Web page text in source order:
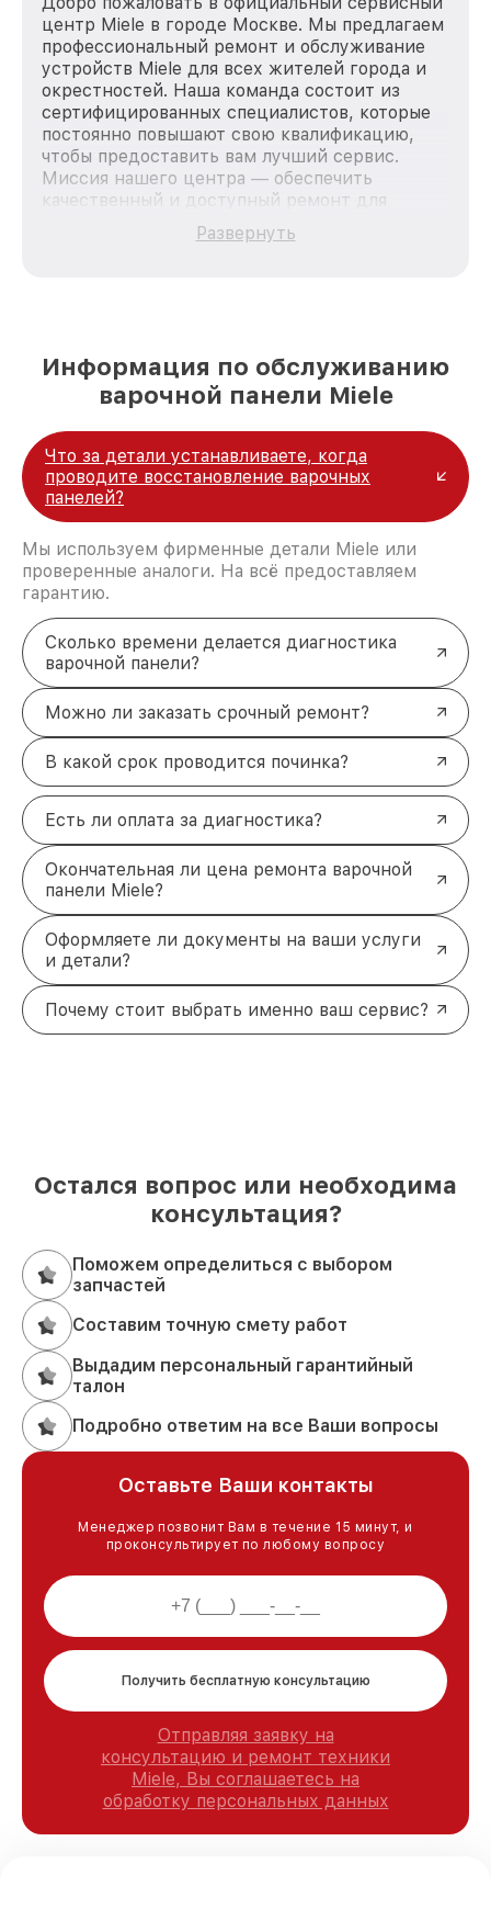
центр Miele в городе Москве. Мы предлагаем
профессиональный ремонт и обслуживание
устройств Miele для всех жителей города и
окрестностей. Наша команда состоит из
сертифицированных специалистов, которые
постоянно повышают свою квалификацию,
чтобы предоставить вам лучший сервис.
Миссия нашего центра — обеспечить
качественный и доступный ремонт для
каждого пользователя продукции Miele, вне
зависимости от сложности поломки. Мы
Москве, постоянно повышая уровень доверия
и лояльности наших клиентов.
Развернуть
Информация по обслуживанию
варочной панели Miele
Что за детали устанавливаете, когда
проводите восстановление варочных
панелей?
Мы используем фирменные детали Miele или
проверенные аналоги. На всё предоставляем
гарантию.
Сколько времени делается диагностика
варочной панели?
Можно ли заказать срочный ремонт?
В какой срок проводится починка?
Есть ли оплата за диагностика?
Окончательная ли цена ремонта варочной
панели Miele?
Оформляете ли документы на ваши услуги
и детали?
Почему стоит выбрать именно ваш сервис?
Остался вопрос или необходима
консультация?
Поможем определиться с выбором
запчастей
Составим точную смету работ
Выдадим персональный гарантийный
талон
Подробно ответим на все Ваши вопросы
Оставьте Ваши контакты
Менеджер позвонит Вам в течение 15 минут, и
проконсультирует по любому вопросу
Получить бесплатную консультацию
Отправляя заявку на
консультацию и ремонт техники
Miele, Вы соглашаетесь на
обработку персональных данных